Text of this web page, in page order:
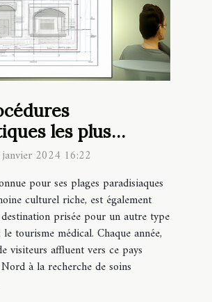
les plus
en Tunisie en
2024 16:22
pour ses plages paradisiaques
culturel riche, est également
prisée pour un autre type
tourisme médical. Chaque année,
visiteurs affluent vers ce pays
à la recherche de soins